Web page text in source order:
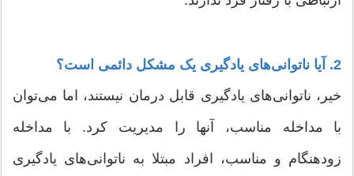
2. آیا ناتوانی‌های یادگیری یک مشکل دائمی است؟
خیر، ناتوانی‌های یادگیری قابل درمان نیستند، اما می‌توان
با مداخله مناسب، آنها را مدیریت کرد. با مداخله
زودهنگام و مناسب، افراد مبتلا به ناتوانی‌های یادگیری